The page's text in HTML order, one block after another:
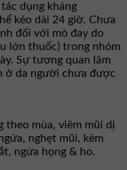
dụng kháng
kéo dài 24 giờ. Chưa
đối với mò đay do
lớn thuốc) trong nhóm
Sự tương quan lâm
ở da người chưa được
theo mùa, viêm mũi dị
nghẹt mũi, kèm
ngứa họng & ho.